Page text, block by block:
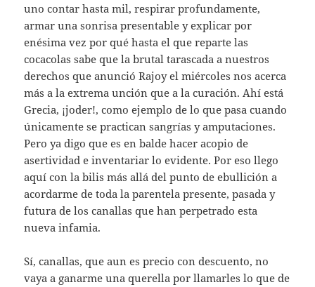
uno contar hasta mil, respirar profundamente,
armar una sonrisa presentable y explicar por
enésima vez por qué hasta el que reparte las
cocacolas sabe que la brutal tarascada a nuestros
derechos que anunció Rajoy el miércoles nos acerca
más a la extrema unción que a la curación. Ahí está
Grecia, ¡joder!, como ejemplo de lo que pasa cuando
únicamente se practican sangrías y amputaciones.
Pero ya digo que es en balde hacer acopio de
asertividad e inventariar lo evidente. Por eso llego
aquí con la bilis más allá del punto de ebullición a
acordarme de toda la parentela presente, pasada y
futura de los canallas que han perpetrado esta
nueva infamia.
Sí, canallas, que aun es precio con descuento, no
vaya a ganarme una querella por llamarles lo que de